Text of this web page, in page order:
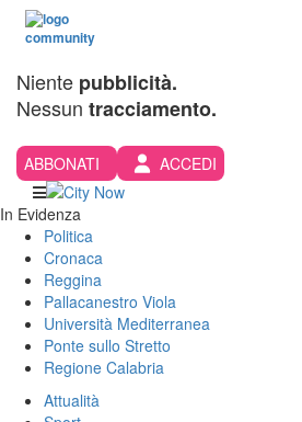
Niente pubblicità.
Nessun tracciamento.
ABBONATI ACCEDI
In Evidenza
Politica
Cronaca
Reggina
Pallacanestro Viola
Università Mediterranea
Ponte sullo Stretto
Regione Calabria
Attualità